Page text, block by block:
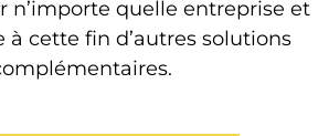
n’importe quelle entreprise et
à cette fin d’autres solutions